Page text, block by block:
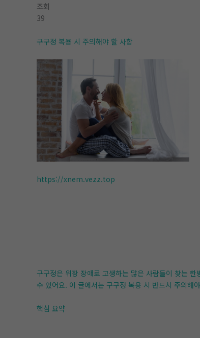
조회
39
구구정 복용 시 주의해야 할 사항
https://xnem.vezz.top
구구정은 위장 장애로 고생하는 많은 사람들이 찾는
수 있어요. 이 글에서는 구구정 복용 시 반드시 주의해
핵심 요약